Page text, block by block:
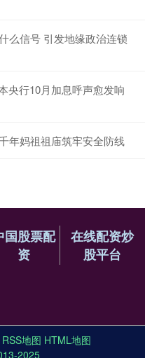
么信号 引发地缘政治连锁
央行10月加息呼声愈发响
年妈祖祖庙筑牢安全防线
国股票配
资
在线配资炒
股平台
RSS地图 HTML地图
2025